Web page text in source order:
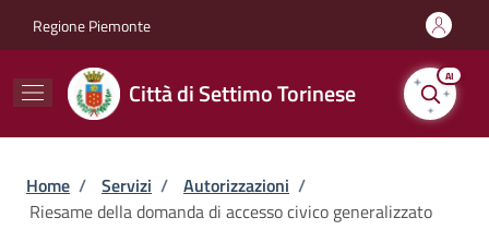
Regione Piemonte
Città di Settimo Torinese
AI
Briciole di pane
Home / Servizi / Autorizzazioni /
Riesame della domanda di accesso civico generalizzato